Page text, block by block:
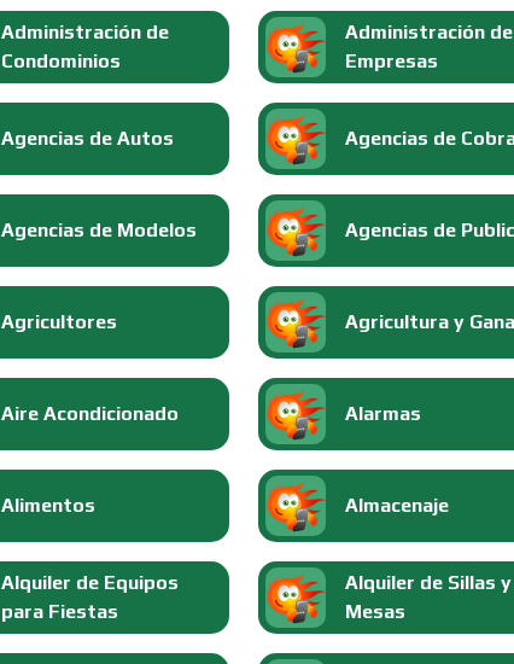
Administración de
Condominios
Administración de
Empresas
Agencias de Autos Agencias de
Agencias de Modelos Agencias de
Agricultores Agricultura y
Aire Acondicionado Alarmas
Alimentos Almacenaje
Alquiler de Equipos
para Fiestas
Alquiler de Sillas y
Mesas